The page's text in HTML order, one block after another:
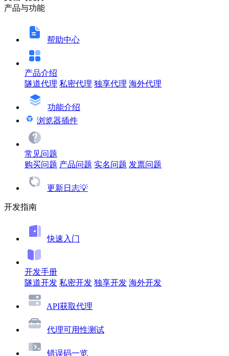
产品与功能
帮助中心
产品介绍
隧道代理 私密代理 独享代理 海外代理
功能介绍
浏览器插件
常见问题
购买问题 产品问题 实名问题 发票问题
更新日志💡
开发指南
快速入门
开发手册
隧道开发 私密开发 独享开发 海外开发
API获取代理
代理可用性测试
错误码一览